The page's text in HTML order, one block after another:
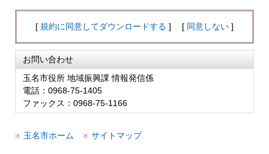
[ 規約に同意してダウンロードする ] [ 同意しない ]
お問い合わせ
玉名市役所 地域振興課 情報発信係
電話：0968-75-1405
ファックス：0968-75-1166
玉名市ホーム サイトマップ